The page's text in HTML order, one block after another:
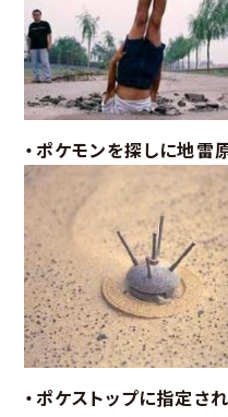
・ポケモンを探しに地雷
・ポケストップに指定さ